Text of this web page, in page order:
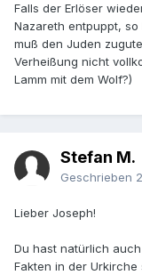
Falls der Erlöser
Nazareth entpuppt,
muß den Juden
Verheißung nicht
Lamm mit dem Wolf?)
Stefan M.
Geschrieben
Lieber Joseph!
Du hast natürlich
Fakten in der